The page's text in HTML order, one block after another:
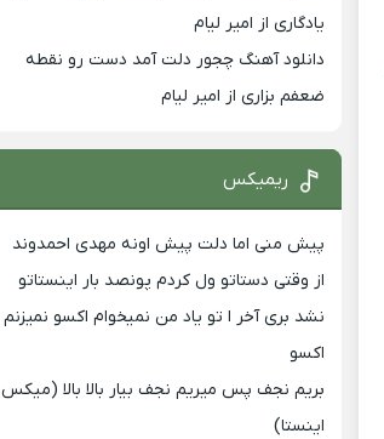
یادگاری از امیر لیام
دانلود آهنگ چجور دلت آمد دست رو نقطه
ضعفم بزاری از امیر لیام
ریمیکس
پیش منی اما دلت پیش اونه مهدی احمدوند
از وقتی دستاتو ول کردم پونصد بار اینستاتو
نشد بری آخر ا تو یاد من نمیخوام اکسو نمیزنم
اکسو
بریم نجف پس میریم نجف بیار بالا بالا (میکس
اینستا)